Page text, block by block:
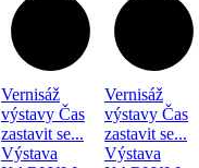
Vernisáž
výstavy Čas
zastavit se...
Výstava
Vernisáž
výstavy Čas
zastavit se...
Výstava